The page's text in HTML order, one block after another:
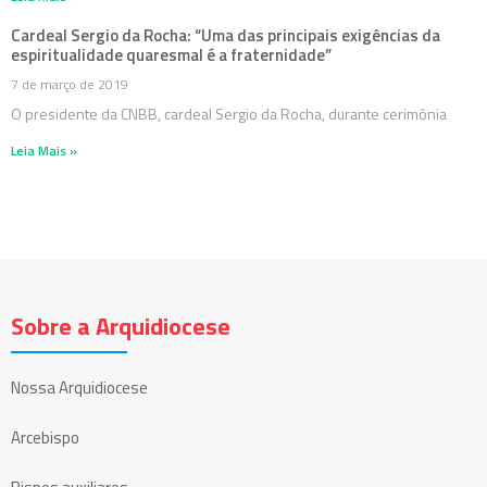
Cardeal Sergio da Rocha: “Uma das principais exigências da
espiritualidade quaresmal é a fraternidade”
7 de março de 2019
O presidente da CNBB, cardeal Sergio da Rocha, durante cerimônia
Leia Mais »
Sobre a Arquidiocese
Nossa Arquidiocese
Arcebispo